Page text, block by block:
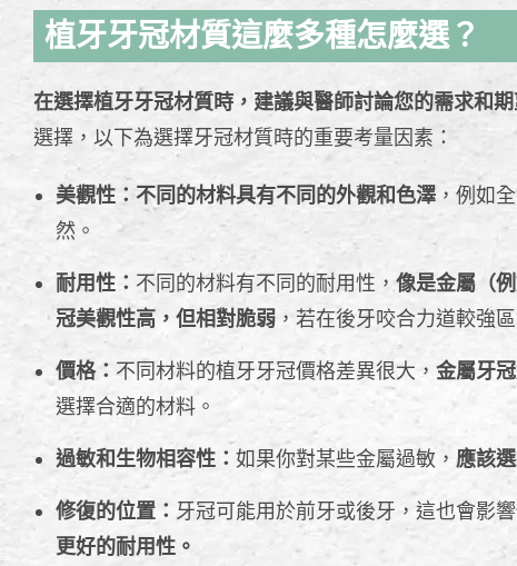
植牙牙冠材質這麼多種怎麼選？
在選擇植牙牙冠材質時，建議與醫師討論您的需求和期
選擇，以下為選擇牙冠材質時的重要考量因素：
美觀性：不同的材料具有不同的外觀和色澤 ，例如
然。
耐用性： 不同的材料有不同的耐用性，像是金屬（
冠美觀性高，但相對脆弱 ，若在後牙咬合力道較強
價格： 不同材料的植牙牙冠價格差異很大， 金屬牙
選擇合適的材料。
過敏和生物相容性： 如果你對某些金屬過敏， 應該
修復的位置： 牙冠可能用於前牙或後牙，這也會影響
更好的耐用性。